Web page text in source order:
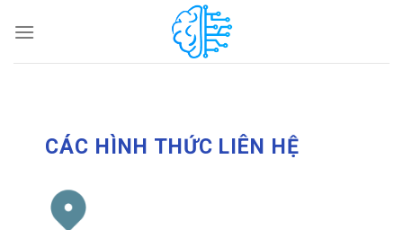
CÁC HÌNH THỨC LIÊN HỆ